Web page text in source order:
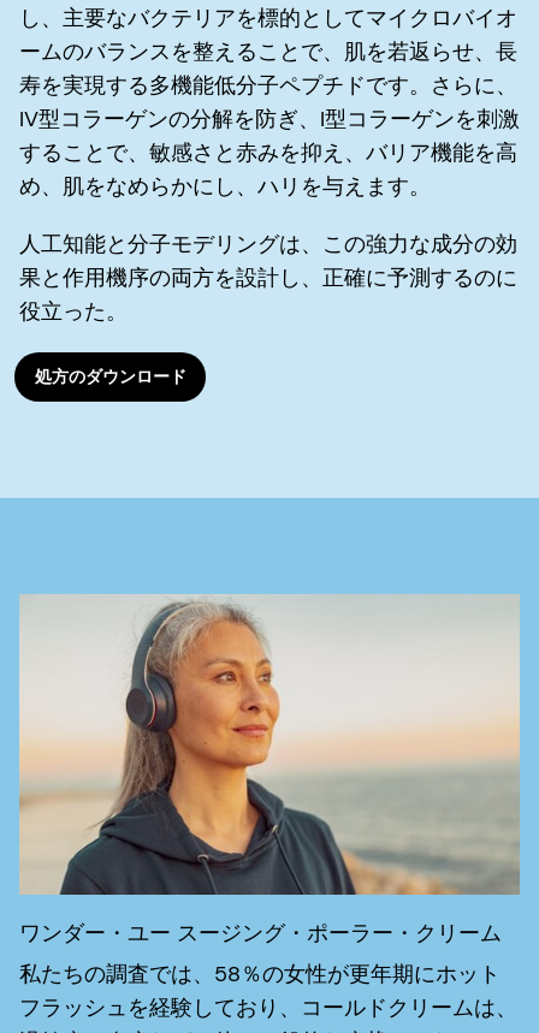
し、主要なバクテリアを標的としてマイクロバイオ
ームのバランスを整えることで、肌を若返らせ、長
寿を実現する多機能低分子ペプチドです。さらに、
IV型コラーゲンの分解を防ぎ、I型コラーゲンを刺激
することで、敏感さと赤みを抑え、バリア機能を高
め、肌をなめらかにし、ハリを与えます。
人工知能と分子モデリングは、この強力な成分の効
果と作用機序の両方を設計し、正確に予測するのに
役立った。
処方のダウンロード
ワンダー・ユー スージング・ポーラー・クリーム
私たちの調査では、58％の女性が更年期にホット
フラッシュを経験しており、コールドクリームは、